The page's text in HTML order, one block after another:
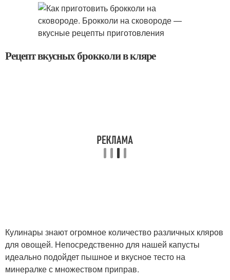
Рецепт вкусных брокколи в кляре
Кулинары знают огромное количество различных кляров
для овощей. Непосредственно для нашей капусты
идеально подойдет пышное и вкусное тесто на
минералке с множеством приправ.